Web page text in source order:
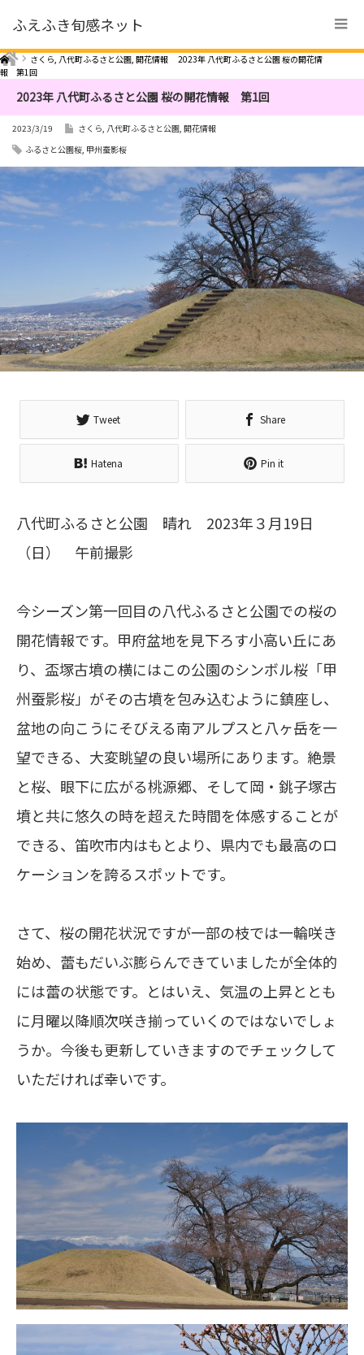
ふえふき旬感ネット
Home さくら, 八代町ふるさと公園, 開花情報
2023年 八代町ふるさと公園 桜の開花情
報 第1回
2023年 八代町ふるさと公園 桜の開花情報 第1回
2023/3/19 さくら, 八代町ふるさと公園, 開花情報
ふるさと公園桜, 甲州蚕影桜
Tweet Share
Hatena Pin it
八代町ふるさと公園 晴れ 2023年３月19日
（日） 午前撮影
今シーズン第一回目の八代ふるさと公園での桜の
開花情報です。甲府盆地を見下ろす小高い丘にあ
り、盃塚古墳の横にはこの公園のシンボル桜「甲
州蚕影桜」がその古墳を包み込むように鎮座し、
盆地の向こうにそびえる南アルプスと八ヶ岳を一
望できる、大変眺望の良い場所にあります。絶景
と桜、眼下に広がる桃源郷、そして岡・銚子塚古
墳と共に悠久の時を超えた時間を体感することが
できる、笛吹市内はもとより、県内でも最高のロ
ケーションを誇るスポットです。
さて、桜の開花状況ですが一部の枝では一輪咲き
始め、蕾もだいぶ膨らんできていましたが全体的
には蕾の状態です。とはいえ、気温の上昇ととも
に月曜以降順次咲き揃っていくのではないでしょ
うか。今後も更新していきますのでチェックして
いただければ幸いです。